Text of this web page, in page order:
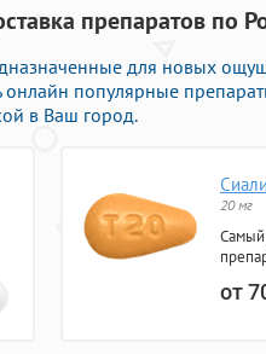
препаратов по
для новых
онлайн популярные
в Ваш город.
20 мг
от